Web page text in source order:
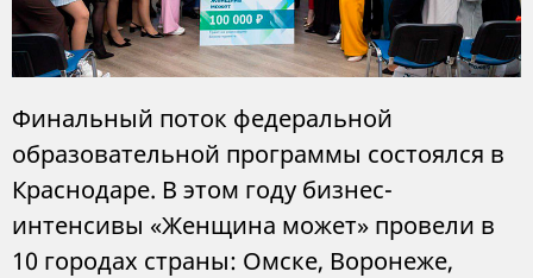
Финальный поток федеральной
образовательной программы состоялся в
Краснодаре. В этом году бизнес-
интенсивы «Женщина может» провели в
10 городах страны: Омске, Воронеже,